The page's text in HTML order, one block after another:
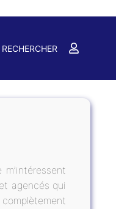
RECHERCHER
agencés qui